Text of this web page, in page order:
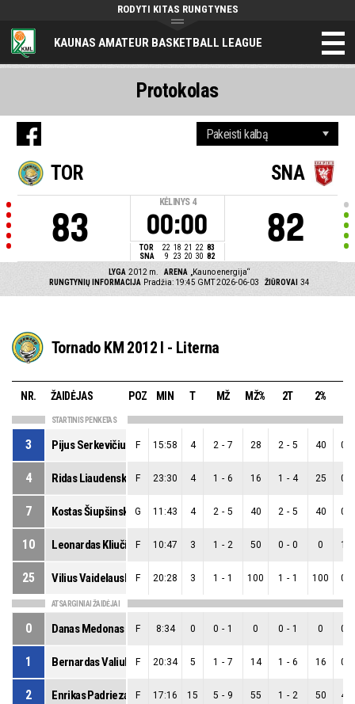
KAUNAS AMATEUR BASKETBALL LEAGUE
RODYTI KITAS RUNGTYNES
TOR
83
KĖLINYS 4
00:00
TOR 22 18 21 22 83
SNA
9 23 20 30 82
SNA
82
LYGA 2012 m. ARENA
„Kauno energija“
RUNGTYNIŲ INFORMACIJA Pradžia: 19:45 GMT 2026-06-03 ŽIŪROVAI 34
Protokolas
Tornado KM 2012 I - Literna
NR. ŽAIDĖJAS POZ MIN T MŽ MŽ% 2T 2%
STARTINIS PENKETAS
3 Pijus Serkevičius F 15:58 4 2 - 7 28 2 - 5 40 0
4 Ridas LiaudenskasF 23:30 4 1 - 6 16 1 - 4 25 0
7 Kostas ŠiupšinskasG 11:43 4 2 - 5 40 2 - 5 40 0
10 Leonardas Kliučininkas
F 10:47 3 1 - 2 50 0 - 0 0 1
25 Vilius VaidelauskasF 20:28 3 1 - 1 100 1 - 1 100 0
ATSARGINIAI ŽAIDĖJAI
0 Danas Medonas F 8:34 0 0 - 1 0 0 - 1 0 0
1 Bernardas Valiulis F 20:34 5 1 - 7 14 1 - 6 16 0
2 Enrikas Padriezas F 17:16 15 5 - 9 55 1 - 2 50 4